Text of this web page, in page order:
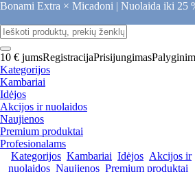
Bonami Extra × Micadoni | Nuolaida iki 25
10 € jumsRegistracijaPrisijungimas
Kategorijos
Kambariai
Idėjos
Akcijos ir nuolaidos
Naujienos
Premium produktai
Profesionalams
Kategorijos Kambariai Idėjos Akcijos ir
nuolaidos Naujienos Premium produktai